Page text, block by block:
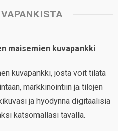
maisemien kuvapankki
kuvapankki, josta voit tilata
markkinointiin ja tilojen
ja hyödynnä digitaalisia
katsomallasi tavalla.